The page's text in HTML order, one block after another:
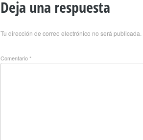
Deja una respuesta
Tu dirección de correo electrónico no será publicada.
Comentario*